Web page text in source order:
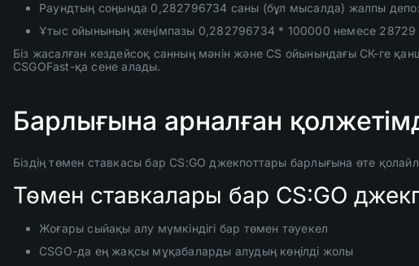
Раундтың соңында 0,282796734 саны (бұл мысалда) жалпы
Ұтыс ойынының жеңімпазы 0,282796734 * 100000 немесе 28729
Біз жасалған кездейсоқ санның мәнін және CS ойынындағы СК-ге
CSGOFast-қа сене алады.
Барлығына арналған
Біздің төмен ставкасы бар CS:GO джекпоттары барлығына өте
Төмен ставкалары бар CS:GO
Жоғары сыйақы алу мүмкіндігі бар төмен тәуекел
CSGO-да ең жақсы мұқабаларды алудың көңілді жолы